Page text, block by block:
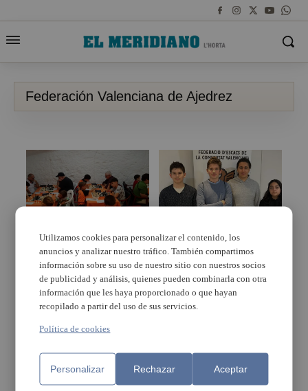
Federación Valenciana de Ajedrez
Paterna se convirtió en
la capital del ajedrez
durante este fin de
semana
Gayane Harutyunyan y
Felix Ilinca, del Club
Ajedrez Paterna,
campeones sub-16 y
sub-14 del Jocs
Esportius
Utilizamos cookies para personalizar el contenido, los
anuncios y analizar nuestro tráfico. También compartimos
información sobre su uso de nuestro sitio con nuestros socios
de publicidad y análisis, quienes pueden combinarla con otra
información que les haya proporcionado o que hayan
recopilado a partir del uso de sus servicios.
Política de cookies
Personalizar Rechazar Aceptar